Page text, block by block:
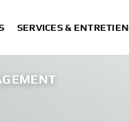
SERVICES & ENTRETIEN